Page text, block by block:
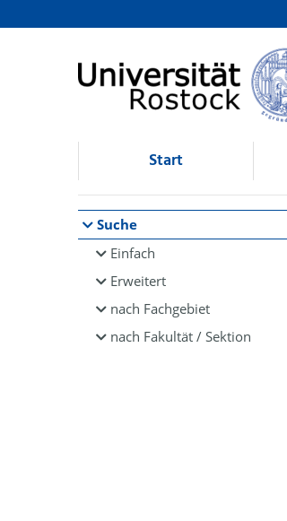
Browsen
direkt zum Inhalt
Start
Suche
Einfach
Erweitert
nach Fachgebiet
nach Fakultät / Sektion